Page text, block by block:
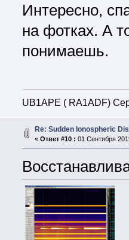
Интересно,
на фотках. А
понимаешь.
UB1APE ( RA1ADF)
Re: Sudden Ionospheric
« Ответ #10 : 01 Сентября